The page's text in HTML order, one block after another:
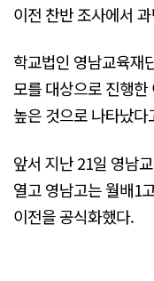
이전 찬반 조사에서
학교법인 영남교육재
모를 대상으로 진행
높은 것으로 나타났
앞서 지난 21일 영남
열고 영남고는 월배1
이전을 공식화했다.